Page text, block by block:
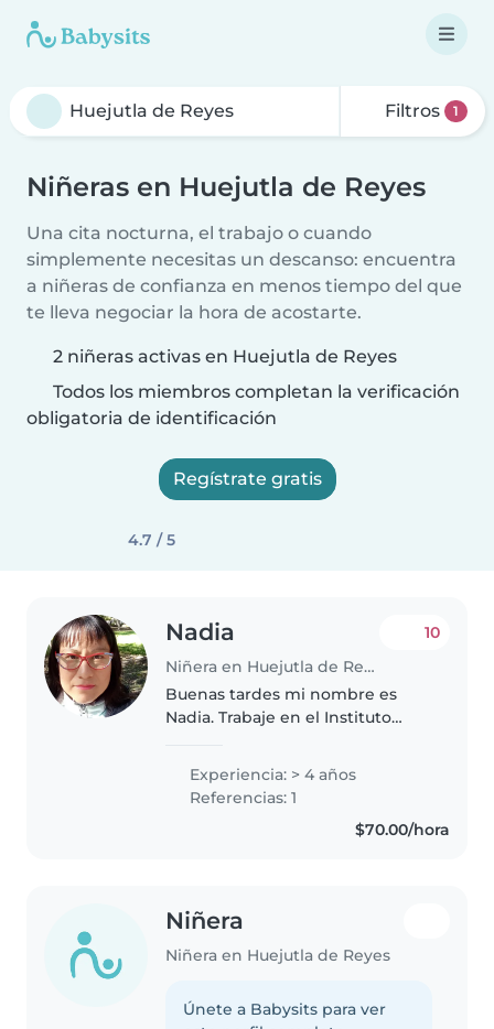
Filtros 1
Niñeras en Huejutla de Reyes
Una cita nocturna, el trabajo o cuando
simplemente necesitas un descanso: encuentra
a niñeras de confianza en menos tiempo del que
te lleva negociar la hora de acostarte.
2 niñeras activas en Huejutla de Reyes
Todos los miembros completan la verificación
obligatoria de identificación
Regístrate gratis
4.7 / 5
Nadia
Niñera en Huejutla de Reyes
10
Buenas tardes mi nombre es
Nadia. Trabaje en el Instituto
durante cuatro años, durante los
cuales imparti terapia psicológica
en modalidad de juego a niñas..
Experiencia: > 4 años
Referencias: 1
$70.00/hora
Niñera
Niñera en Huejutla de Reyes
Únete a Babysits para ver